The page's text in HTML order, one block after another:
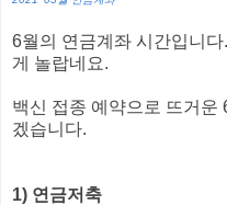
6월의 연금계좌 시간입니
게 놀랍네요.
백신 접종 예약으로 뜨거운
겠습니다.
1) 연금저축